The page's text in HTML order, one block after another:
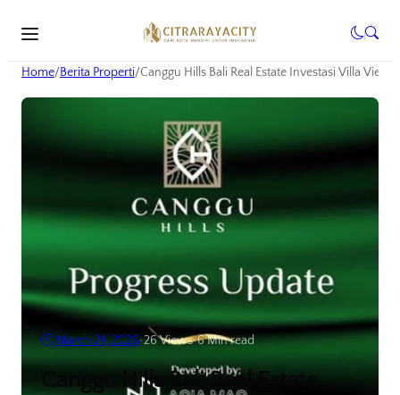
Home/Berita Properti/Canggu Hills Bali Real Estate Investasi Villa View
March 24, 2026•26Views•6 Min read
Canggu Hills Bali Real Estate